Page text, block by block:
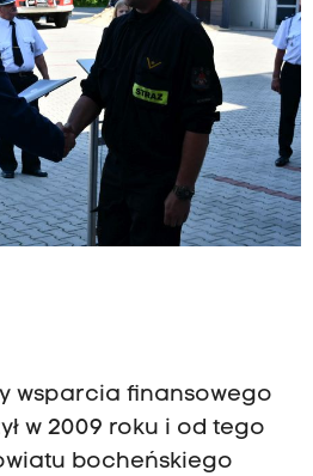
wsparcia finansowego
w 2009 roku i od tego
bocheńskiego